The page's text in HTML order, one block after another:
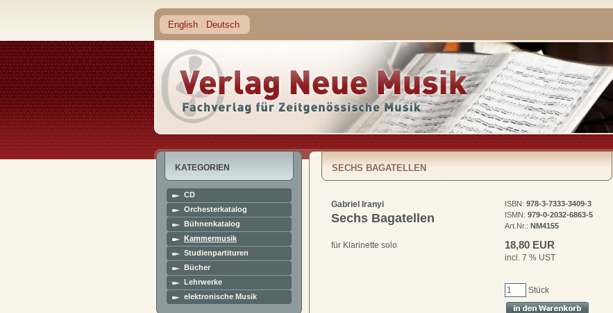
English Deutsch
KATEGORIEN
CD
Orchesterkatalog
Bühnenkatalog
Kammermusik
Studienpartituren
Bücher
Lehrwerke
elektronische Musik
SECHS BAGATELLEN
Gabriel Iranyi
Sechs Bagatellen
für Klarinette solo
ISBN: 978-3-7333-3409-3
ISMN: 979-0-2032-6863-5
Art.Nr.: NM4155
18,80 EUR
incl. 7 % UST
Stück